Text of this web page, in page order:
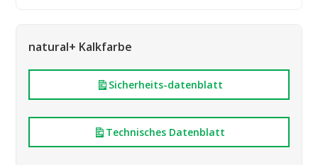
natural+ Kalkfarbe
Sicherheits-datenblatt
Technisches Datenblatt